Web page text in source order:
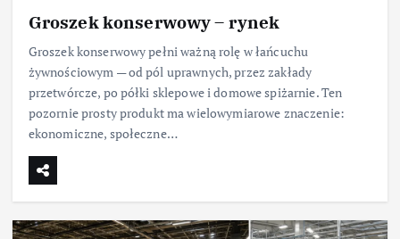
Groszek konserwowy – rynek
Groszek konserwowy pełni ważną rolę w łańcuchu
żywnościowym — od pól uprawnych, przez zakłady
przetwórcze, po półki sklepowe i domowe spiżarnie. Ten
pozornie prosty produkt ma wielowymiarowe znaczenie:
ekonomiczne, społeczne…